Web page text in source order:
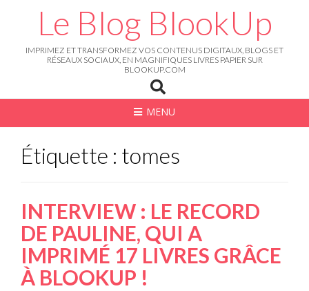
Le Blog BlookUp
IMPRIMEZ ET TRANSFORMEZ VOS CONTENUS DIGITAUX, BLOGS ET
RÉSEAUX SOCIAUX, EN MAGNIFIQUES LIVRES PAPIER SUR
BLOOKUP.COM
MENU
Étiquette : tomes
INTERVIEW : LE RECORD
DE PAULINE, QUI A
IMPRIMÉ 17 LIVRES GRÂCE
À BLOOKUP !